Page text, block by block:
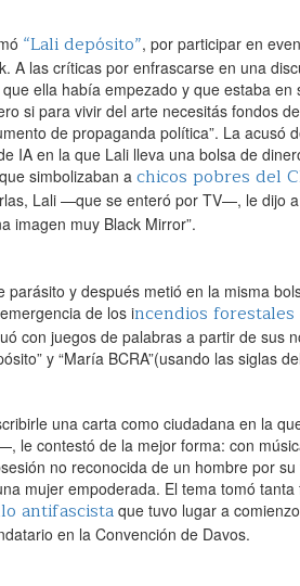
“Lali depósito”, por participar en
A las críticas por enfrascarse en una
ella había empezado y que estaba
si para vivir del arte necesitás fondos
de propaganda política”. La acusó
IA en la que Lali lleva una bolsa de
simbolizaban a chicos pobres del
Lali —que se enteró por TV—, le dijo
imagen muy Black Mirror”.
parásito y después metió en la misma
de los incendios
con juegos de palabras a partir de sus
y “María BCRA”(usando las siglas
una carta como ciudadana en la
le contestó de la mejor forma: con
no reconocida de un hombre por
mujer empoderada. El tema tomó
antifascista que tuvo lugar a
en la Convención de Davos.